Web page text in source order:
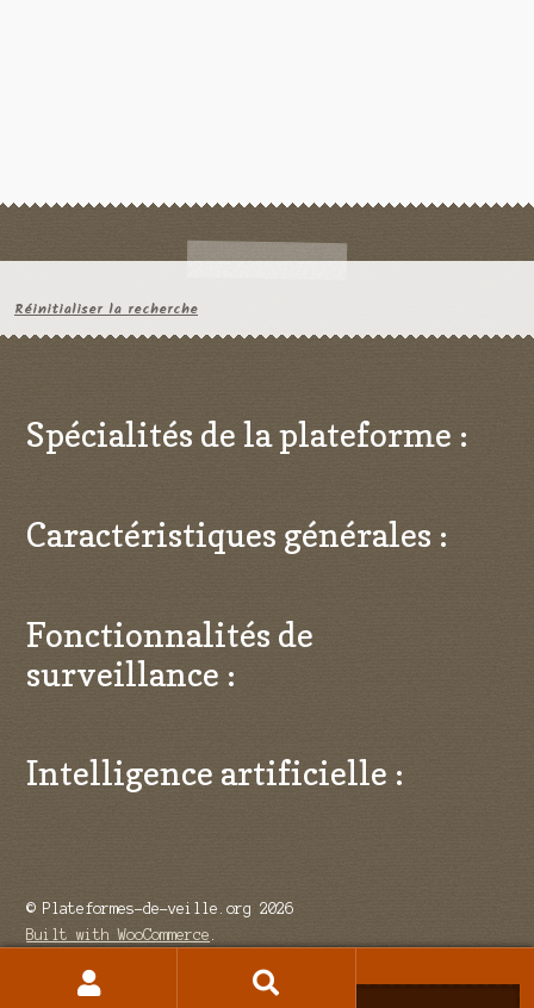
Réinitialiser la recherche
Spécialités de la plateforme :
Caractéristiques générales :
Fonctionnalités de
surveillance :
Intelligence artificielle :
© Plateformes-de-veille.org 2026
Built with WooCommerce
Recherche